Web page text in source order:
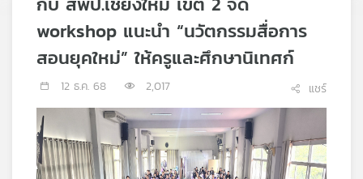
แนะนำ
workshop แนะนำ “นวัตกรรมสื่อการ
สอนยุคใหม่” ให้ครูและศึกษานิเทศก์
12 ธ.ค. 68 2,017 แชร์